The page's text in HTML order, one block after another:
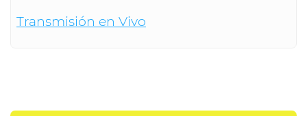
Transmisión en Vivo